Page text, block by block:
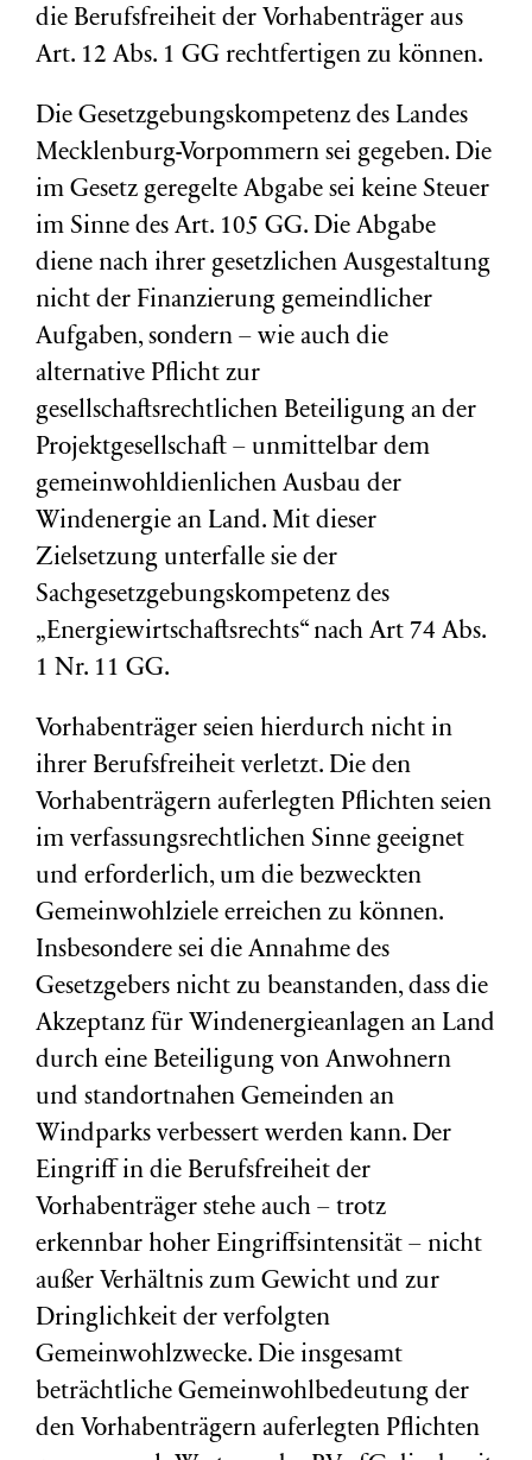
die Berufsfreiheit der Vorhabenträger aus
Art. 12 Abs. 1 GG rechtfertigen zu können.
Die Gesetzgebungskompetenz des Landes
Mecklenburg-Vorpommern sei gegeben. Die
im Gesetz geregelte Abgabe sei keine Steuer
im Sinne des Art. 105 GG. Die Abgabe
diene nach ihrer gesetzlichen Ausgestaltung
nicht der Finanzierung gemeindlicher
Aufgaben, sondern – wie auch die
alternative Pflicht zur
gesellschaftsrechtlichen Beteiligung an der
Projektgesellschaft – unmittelbar dem
gemeinwohldienlichen Ausbau der
Windenergie an Land. Mit dieser
Zielsetzung unterfalle sie der
Sachgesetzgebungskompetenz des
„Energiewirtschaftsrechts“ nach Art 74 Abs.
1 Nr. 11 GG.
Vorhabenträger seien hierdurch nicht in
ihrer Berufsfreiheit verletzt. Die den
Vorhabenträgern auferlegten Pflichten seien
im verfassungsrechtlichen Sinne geeignet
und erforderlich, um die bezweckten
Gemeinwohlziele erreichen zu können.
Insbesondere sei die Annahme des
Gesetzgebers nicht zu beanstanden, dass die
Akzeptanz für Windenergieanlagen an Land
durch eine Beteiligung von Anwohnern
und standortnahen Gemeinden an
Windparks verbessert werden kann. Der
Eingriff in die Berufsfreiheit der
Vorhabenträger stehe auch – trotz
erkennbar hoher Eingriffsintensität – nicht
außer Verhältnis zum Gewicht und zur
Dringlichkeit der verfolgten
Gemeinwohlzwecke. Die insgesamt
beträchtliche Gemeinwohlbedeutung der
den Vorhabenträgern auferlegten Pflichten